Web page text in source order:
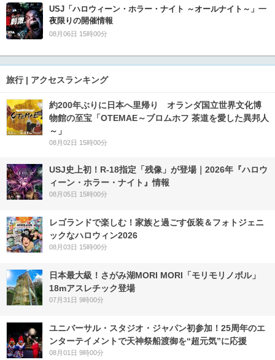
USJ「ハロウィーン・ホラー・ナイト ～オールナイト～」一
夜限りの開催情報
08月06日 15時00分
旅行 | アクセスランキング
約200年ぶりに日本へ里帰り オランダ国立世界文化博
物館の至宝「OTEMAE～ブロムホフ 茶道を愛した異邦人
～」
08月02日 15時00分
USJ史上初！R-18指定「残像」が登場｜2026年『ハロウ
ィーン・ホラー・ナイト』情報
08月05日 15時00分
レゴランドで楽しむ！家族と過ごす仮装＆フォトジェニ
ックなハロウィン2026
08月03日 15時00分
日本最大級！さがみ湖MORI MORI「モリモリノボル」
18mアスレチック登場
07月31日 9時00分
ユニバーサル・スタジオ・ジャパン初参加！25周年のエ
ンターテイメントで天神祭船渡御を“超元気”に応援
08月01日 9時00分